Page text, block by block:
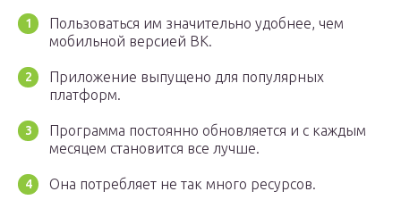
Пользоваться им значительно удобнее, чем
мобильной версией ВК.
Приложение выпущено для популярных
платформ.
Программа постоянно обновляется и с каждым
месяцем становится все лучше.
Она потребляет не так много ресурсов.